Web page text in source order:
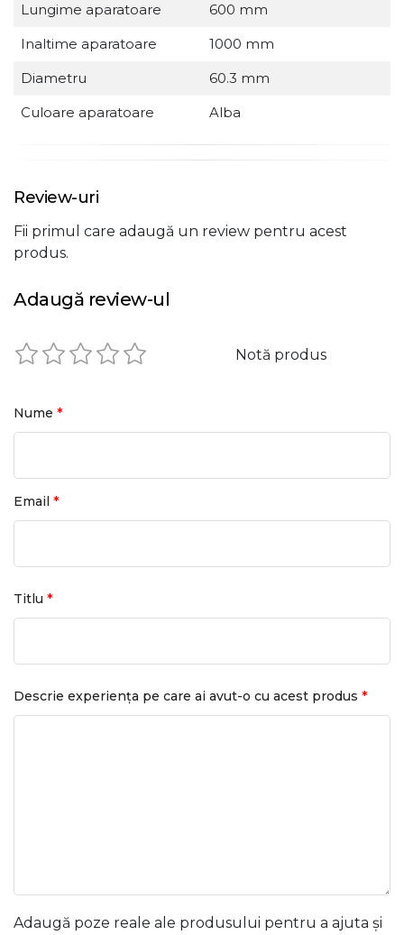
Lungime aparatoare
600 mm
Inaltime aparatoare
1000 mm
Diametru
60.3 mm
Culoare aparatoare
Alba
Review-uri
Fii primul care adaugă un review pentru acest
produs.
Adaugă review-ul
Notă produs
Nume *
Email *
Titlu *
Descrie experiența pe care ai avut-o cu acest produs *
Adaugă poze reale ale produsului pentru a ajuta și